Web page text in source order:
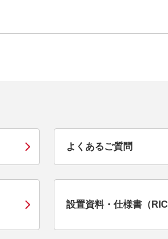
よくあるご質問
設置資料・仕様書（